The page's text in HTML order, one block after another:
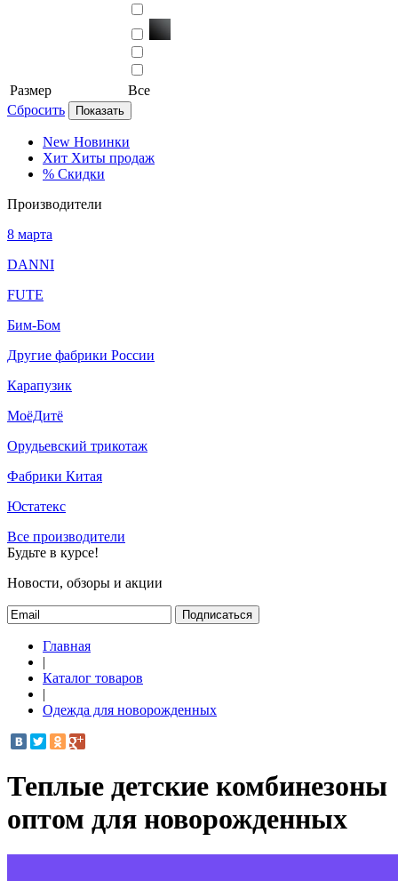
Размер
Все
Сбросить
Показать
New Новинки
Хит Хиты продаж
% Скидки
Производители
8 марта
DANNI
FUTE
Бим-Бом
Другие фабрики России
Карапузик
МоёДитё
Орудьевский трикотаж
Фабрики Китая
Юстатекс
Все производители
Будьте в курсе!
Новости, обзоры и акции
Подписаться
Главная
|
Каталог товаров
|
Одежда для новорожденных
Теплые детские комбинезоны
оптом для новорожденных